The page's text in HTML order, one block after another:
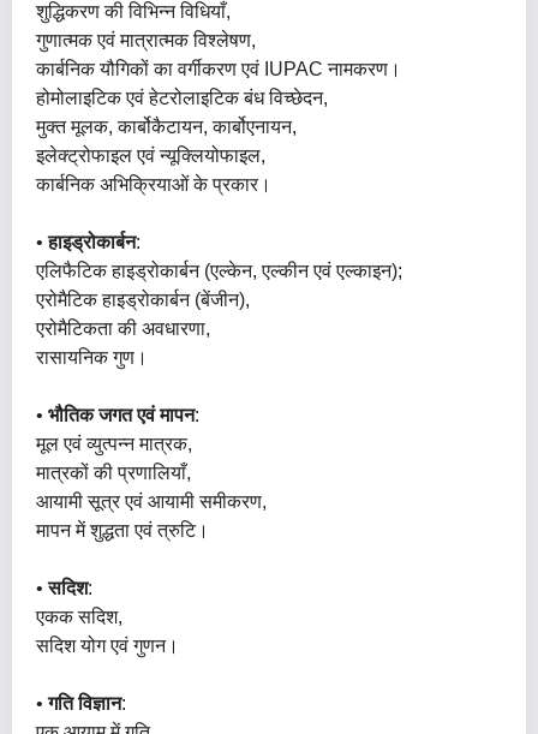
शुद्धिकरण की विभिन्न विधियाँ,
गुणात्मक एवं मात्रात्मक विश्लेषण,
कार्बनिक यौगिकों का वर्गीकरण एवं IUPAC नामकरण।
होमोलाइटिक एवं हेटरोलाइटिक बंध विच्छेदन,
मुक्त मूलक, कार्बोकैटायन, कार्बोएनायन,
इलेक्ट्रोफाइल एवं न्यूक्लियोफाइल,
कार्बनिक अभिक्रियाओं के प्रकार।
•हाइड्रोकार्बन:
एलिफैटिक हाइड्रोकार्बन (एल्केन, एल्कीन एवं एल्काइन);
एरोमैटिक हाइड्रोकार्बन (बेंजीन),
एरोमैटिकता की अवधारणा,
रासायनिक गुण।
• भौतिक जगत एवं मापन:
मूल एवं व्युत्पन्न मात्रक,
मात्रकों की प्रणालियाँ,
आयामी सूत्र एवं आयामी समीकरण,
मापन में शुद्धता एवं त्रुटि।
•सदिश:
एकक सदिश,
सदिश योग एवं गुणन।
•गति विज्ञान: